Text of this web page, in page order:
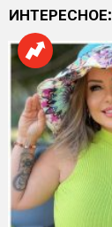
ИНТЕРЕСНОЕ: